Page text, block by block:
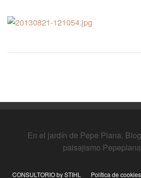
En el jardín de Pepe Plana.
paisajismo
CONSULTORIO by STIHL
Política de cookies